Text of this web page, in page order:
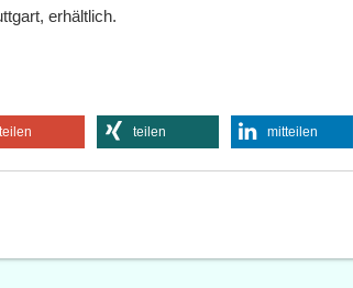
erhältlich.
teilen teilen mitteilen